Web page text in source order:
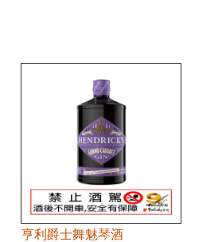
亨利爵士舞魅琴酒